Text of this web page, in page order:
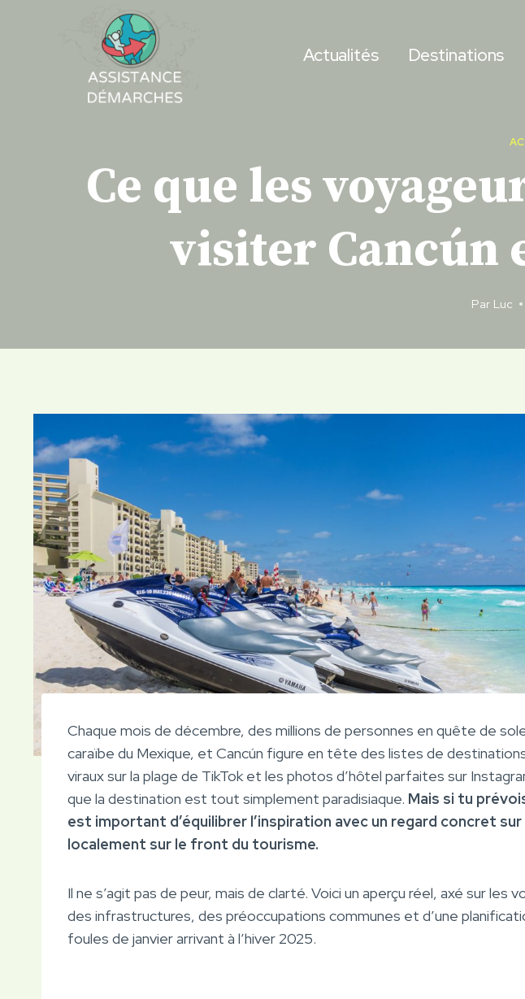
Actualités Destinations
Ce que les
visiter Cancún
Par Luc
Chaque mois de décembre, des millions de personnes en quête de
caraïbe du Mexique, et Cancún figure en tête des listes de
viraux sur la plage de TikTok et les photos d’hôtel parfaites sur
que la destination est tout simplement paradisiaque. Mais si tu
est important d’équilibrer l’inspiration avec un regard concret sur
localement sur le front du tourisme.
Il ne s’agit pas de peur, mais de clarté. Voici un aperçu réel, axé sur les
des infrastructures, des préoccupations communes et d’une
foules de janvier arrivant à l’hiver 2025.